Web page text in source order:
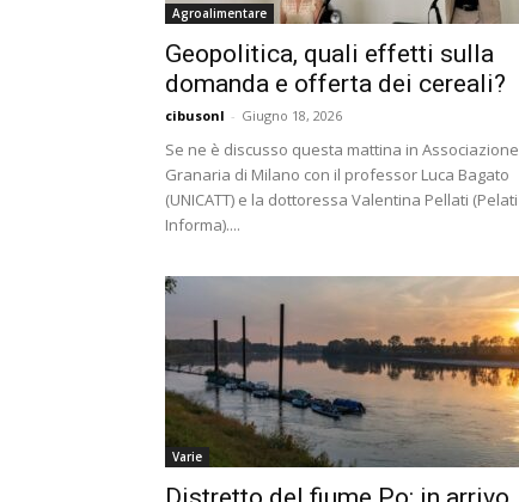
Agroalimentare
Geopolitica, quali effetti sulla
domanda e offerta dei cereali?
cibusonl - Giugno 18, 2026
Se ne è discusso questa mattina in Associazione
Granaria di Milano con il professor Luca Bagato
(UNICATT) e la dottoressa Valentina Pellati (Pelati
Informa)....
Varie